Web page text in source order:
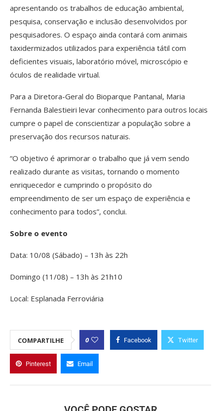
apresentando os trabalhos de educação ambiental,
pesquisa, conservação e inclusão desenvolvidos por
pesquisadores. O espaço ainda contará com animais
taxidermizados utilizados para experiência tátil com
deficientes visuais, laboratório móvel, microscópio e
óculos de realidade virtual.
Para a Diretora-Geral do Bioparque Pantanal, Maria
Fernanda Balestieiri levar conhecimento para outros locais
cumpre o papel de conscientizar a população sobre a
preservação dos recursos naturais.
“O objetivo é aprimorar o trabalho que já vem sendo
realizado durante as visitas, tornando o momento
enriquecedor e cumprindo o propósito do
empreendimento de ser um espaço de experiência e
conhecimento para todos”, conclui.
Sobre o evento
Data: 10/08 (Sábado) – 13h às 22h
Domingo (11/08) – 13h às 21h10
Local: Esplanada Ferroviária
COMPARTILHE 0 Facebook Twitter
Pinterest Email